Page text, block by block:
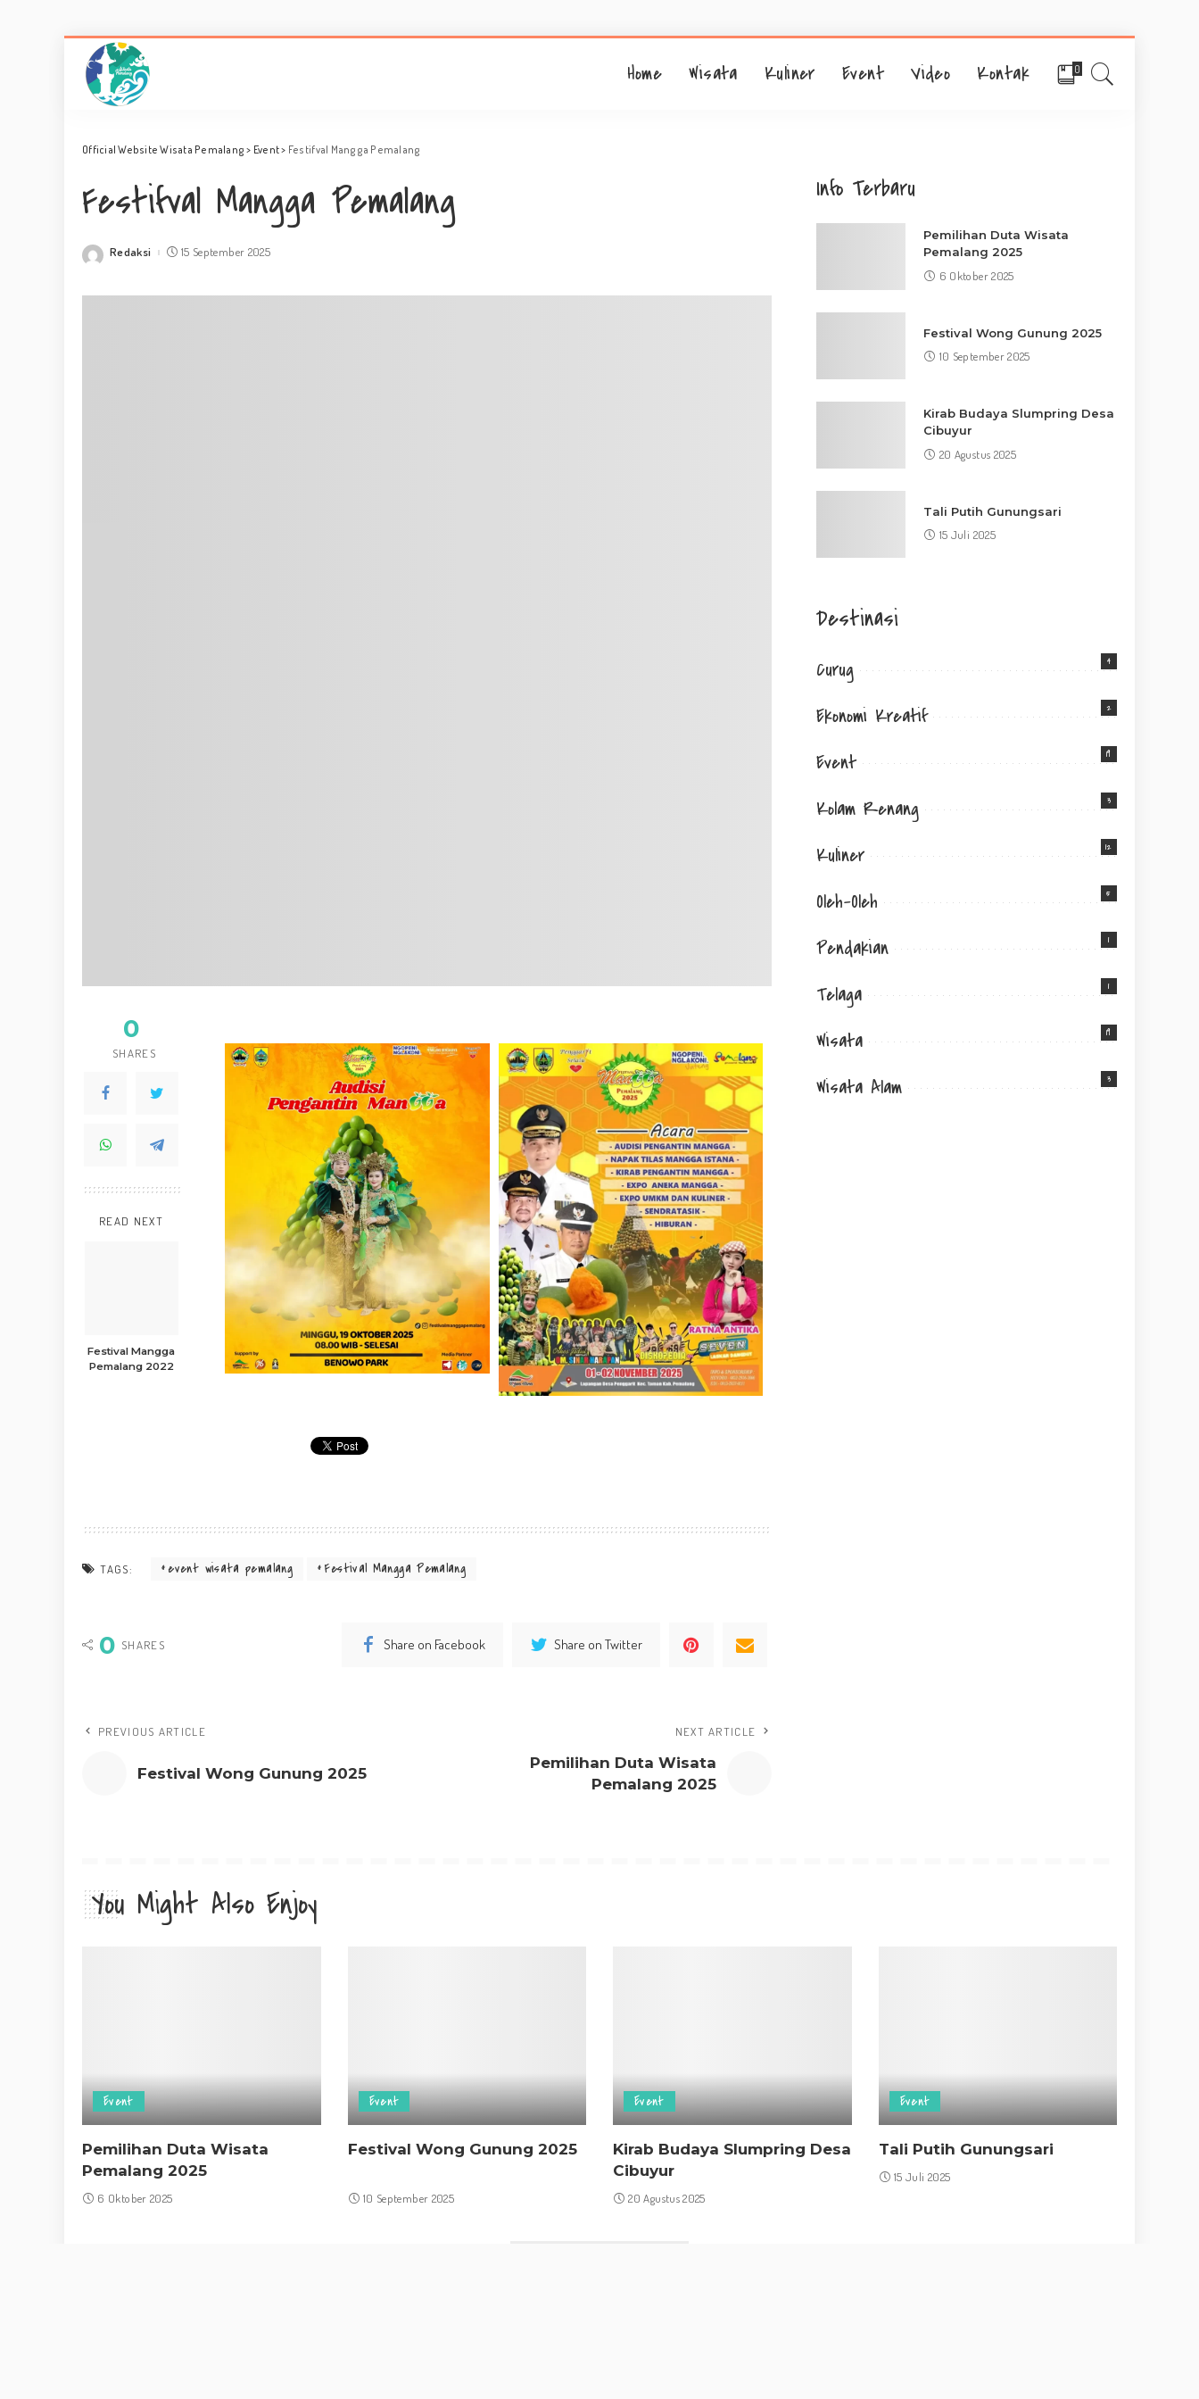
Home Wisata Kuliner Event Video Kontak 0
Official Website Wisata Pemalang > Event> Festifval Mangga Pemalang
Festifval Mangga Pemalang
Posted
Redaksi 15 September 2025
0
SHARES
READ NEXT
Festival Mangga
Pemalang 2022
TAGS: event wisata pemalang Festival Mangga Pemalang
0 SHARES Share on Facebook Share on Twitter
PREVIOUS ARTICLE
Festival Wong Gunung 2025
NEXT ARTICLE
Pemilihan Duta Wisata
Pemalang 2025
Info Terbaru
Pemilihan Duta Wisata
Pemalang 2025
6 Oktober 2025
Festival Wong Gunung 2025
10 September 2025
Kirab Budaya Slumpring Desa
Cibuyur
20 Agustus 2025
Tali Putih Gunungsari
15 Juli 2025
Destinasi
Curug 4
Ekonomi Kreatif 2
Event 19
Kolam Renang 3
Kuliner 12
Oleh-Oleh 5
Pendakian 1
Telaga 1
Wisata 19
Wisata Alam 3
You Might Also Enjoy
Event
Pemilihan Duta Wisata
Pemalang 2025
6 Oktober 2025
Event
Festival Wong Gunung 2025
10 September 2025
Event
Kirab Budaya Slumpring Desa
Cibuyur
20 Agustus 2025
Event
Tali Putih Gunungsari
15 Juli 2025